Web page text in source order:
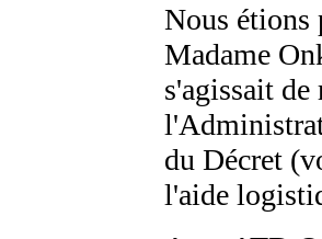
Nous étions
Madame
s'agissait
du Décret
l'aide